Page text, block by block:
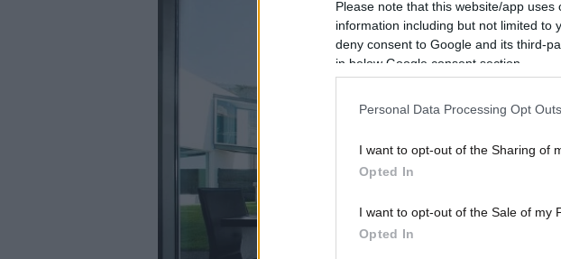
Please note that this website/app
information including but not limited to
deny consent to Google and its third-
in below Google consent section.
Personal Data Processing Opt Outs
I want to opt-out of the Sharing of
Opted In
I want to opt-out of the Sale of my
Opted In